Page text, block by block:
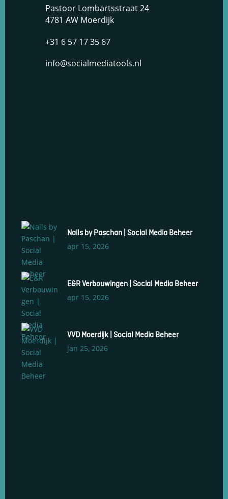
Pastoor Lombartsstraat 24
4781 AW Moerdijk
+31 6 57 17 35 67
info@socialmediatools.nl
Nails by Paschan | Social Media Beheer
apr 15, 2026
E&R Verbouwingen | Social Media Beheer
apr 15, 2026
VVD Moerdijk | Social Media Beheer
jan 25, 2026